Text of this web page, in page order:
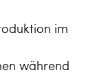
im
während